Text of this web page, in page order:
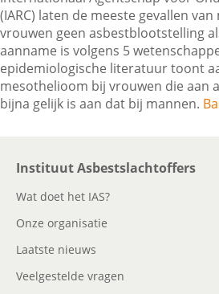
Contactgegevens
Zoeken
(IARC) laten de meeste gevallen
vrouwen geen asbestblootstelling
aanname is volgens 5
epidemiologische literatuur toont
mesothelioom bij vrouwen die aan
bijna gelijk is aan dat bij mannen.
Instituut Asbestslachtoffers
Wat doet het IAS?
Onze organisatie
Laatste nieuws
Veelgestelde vragen